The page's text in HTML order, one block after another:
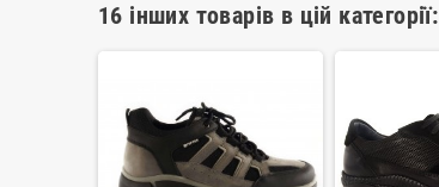
16 інших товарів в цій категорії: